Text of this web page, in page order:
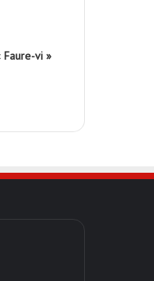
Faure-vi »